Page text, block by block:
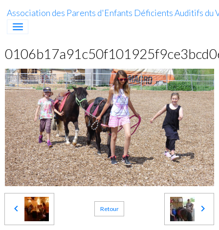
Association des Parents d'Enfants Déficients Auditifs du
Retour